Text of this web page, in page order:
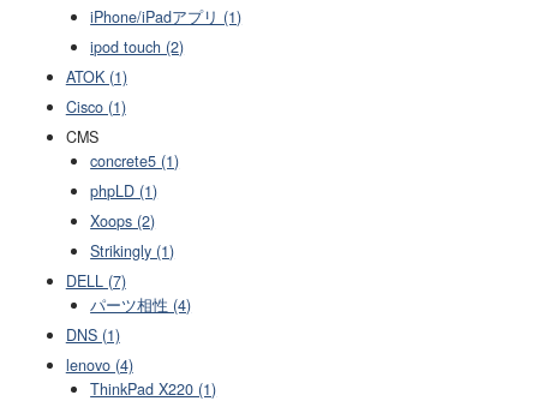
iPhone/iPadアプリ (1)
ipod touch (2)
ATOK (1)
Cisco (1)
CMS
concrete5 (1)
phpLD (1)
Xoops (2)
Strikingly (1)
DELL (7)
パーツ相性 (4)
DNS (1)
lenovo (4)
ThinkPad X220 (1)